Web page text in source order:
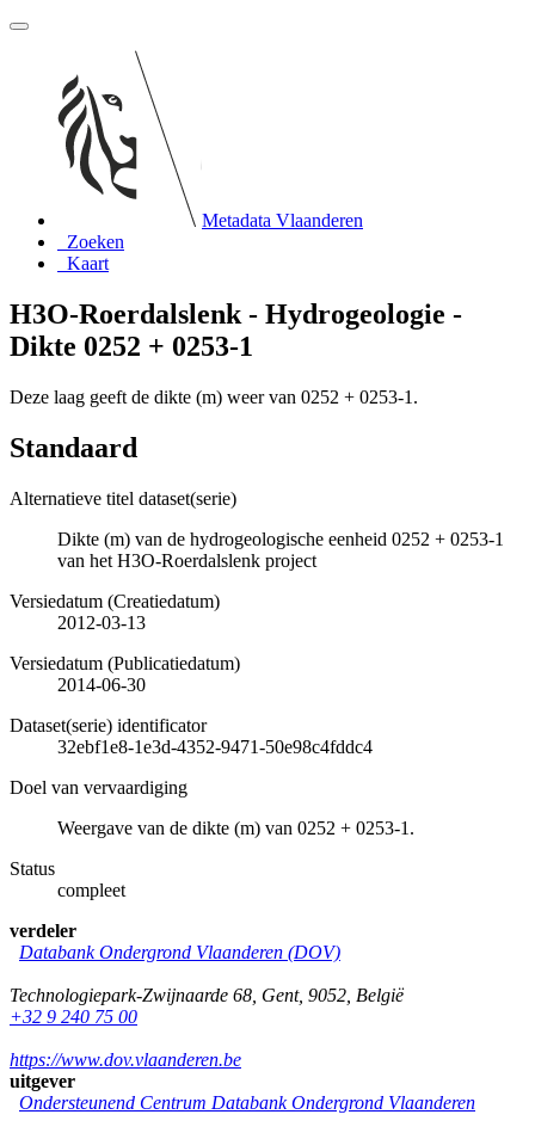
Metadata Vlaanderen
Zoeken
Kaart
H3O-Roerdalslenk - Hydrogeologie -
Dikte 0252 + 0253-1
Deze laag geeft de dikte (m) weer van 0252 + 0253-1.
Standaard
Alternatieve titel dataset(serie)
Dikte (m) van de hydrogeologische eenheid 0252 + 0253-1
van het H3O-Roerdalslenk project
Versiedatum (Creatiedatum)
2012-03-13
Versiedatum (Publicatiedatum)
2014-06-30
Dataset(serie) identificator
32ebf1e8-1e3d-4352-9471-50e98c4fddc4
Doel van vervaardiging
Weergave van de dikte (m) van 0252 + 0253-1.
Status
compleet
verdeler
Databank Ondergrond Vlaanderen (DOV)
Technologiepark-Zwijnaarde 68 Gent, 9052 België
+32 9 240 75 00
https://www.dov.vlaanderen.be
uitgever
Ondersteunend Centrum Databank Ondergrond Vlaanderen